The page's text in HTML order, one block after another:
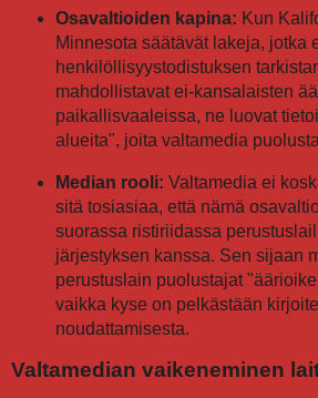
Osavaltioiden kapina: Kun
Minnesota säätävät lakeja, jotka
henkilöllisyystodistuksen
mahdollistavat ei-kansalaisten
paikallisvaaleissa, ne luovat
alueita", joita valtamedia
Median rooli: Valtamedia ei
sitä tosiasiaa, että nämä
suorassa ristiriidassa
järjestyksen kanssa. Sen sijaan
perustuslain puolustajat
vaikka kyse on pelkästään
noudattamisesta.
Valtamedian vaikeneminen